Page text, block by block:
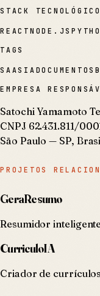
STACK TECNOLÓGICO
REACT NODE.JS
TAGS
SAAS IA DOCUMENTOS
EMPRESA
Satochi Yamamoto
CNPJ 62.431.811/
São Paulo — SP,
PROJETOS
GeraResumo
Resumidor
CurriculoIA
Criador de